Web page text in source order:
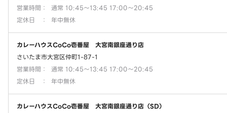
営業時間 ：
通常 10:45～13:45 17:00～20:45
定休日
： 年中無休
カレーハウスCoCo壱番屋 大宮南銀座通り店
さいたま市大宮区仲町1-87-1
営業時間 ：
通常 10:45～13:45 17:00～20:45
定休日
： 年中無休
カレーハウスCoCo壱番屋 大宮南銀座通り店（SD）